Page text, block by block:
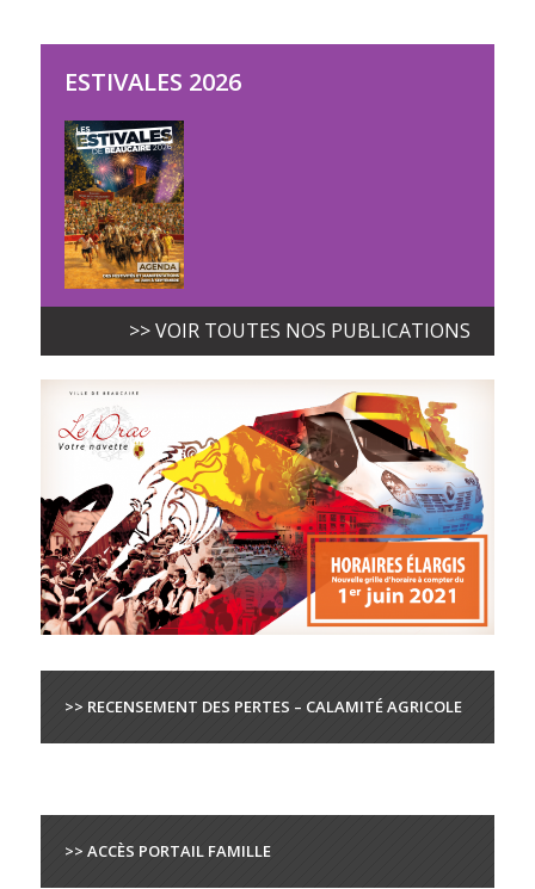
ESTIVALES 2026
>> VOIR TOUTES NOS PUBLICATIONS
>> RECENSEMENT DES PERTES – CALAMITÉ AGRICOLE
>> ACCÈS PORTAIL FAMILLE